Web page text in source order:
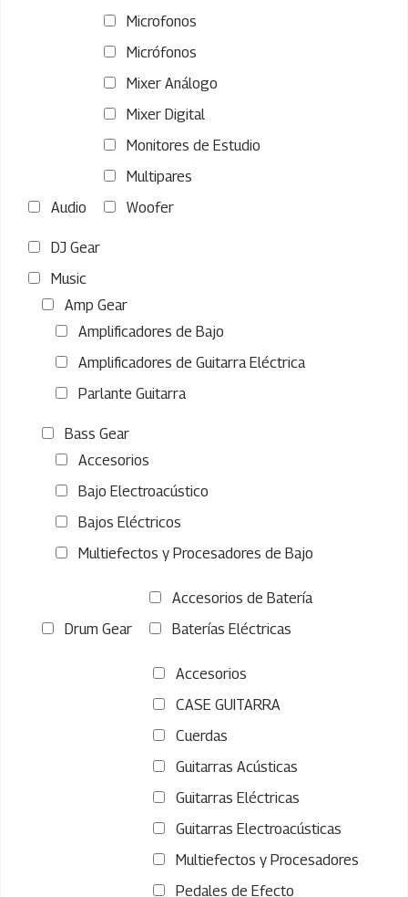
Audio
Microfonos
Micrófonos
Mixer Análogo
Mixer Digital
Monitores de Estudio
Multipares
Woofer
DJ Gear
Music
Amp Gear
Amplificadores de Bajo
Amplificadores de Guitarra Eléctrica
Parlante Guitarra
Bass Gear
Accesorios
Bajo Electroacústico
Bajos Eléctricos
Multiefectos y Procesadores de Bajo
Drum Gear
Accesorios de Batería
Baterías Eléctricas
Accesorios
CASE GUITARRA
Cuerdas
Guitarras Acústicas
Guitarras Eléctricas
Guitarras Electroacústicas
Multiefectos y Procesadores
Pedales de Efecto